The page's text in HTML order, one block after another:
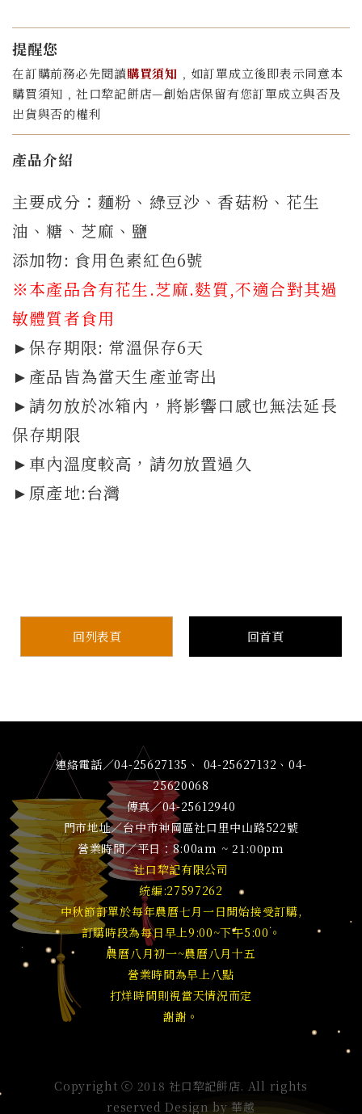
提醒您
在訂購前務必先閱讀購買須知 ﹐如訂單成立後即表示同意本
購買須知﹐社口犂記餅店—創始店保留有您訂單成立與否及
出貨與否的權利
產品介紹
主要成分：麵粉、綠豆沙 、香菇粉 、花生
油、糖、芝麻、鹽
添加物: 食用色素紅色6號
※本產品含有花生.芝麻.麩質,不適合對其過
敏體質者食用
►保存期限: 常溫保存6天
►產品皆為當天生產並寄出
►請勿放於冰箱內，將影響口感也無法延長
保存期限
►車內溫度較高，請勿放置過久
►原產地:台灣
回列表頁 回首頁
連絡電話／04-25627135、 04-25627132、04-
25620068
傳真／04-25612940
門市地址／台中市神岡區社口里中山路522號
營業時間／平日：8:00am ~ 21:00pm
社口犂記有限公司
統編:27597262
中秋節訂單於每年農曆七月一日開始接受訂購,
訂購時段為每日早上9:00~下午5:00。
農曆八月初一~農曆八月十五
營業時間為早上八點
打烊時間則視當天情況而定
謝謝。
Copyright ⓒ 2018 社口犂記餅店. All rights
reserved Design by華越